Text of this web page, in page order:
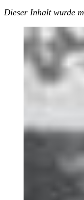
Dieser Inhalt wurde